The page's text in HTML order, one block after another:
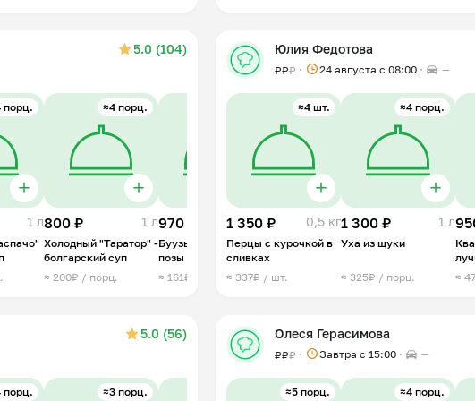
5.0 (104)
порц.
1 л
≈4 порц.
800 ₽ 1 л
Холодный "Таратор" -
болгарский суп
≈ 200₽ / порц.
970 ₽ 0,8 кг
Буузы - бурятские
позы
≈ 161₽ / шт.
≈4 порц.
1 399 ₽ 1 л
Лохикейто -финская
≈ 350₽ / порц.
Юлия Федотова
₽₽₽ 24 августа с 08:00 —
≈4 шт.
1 350 ₽ 0,5 кг
Перцы с курочкой в
сливках
≈ 337₽ / шт.
≈4 порц.
1 300 ₽ 1 л
Уха из щуки
≈ 325₽ / порц.
≈
5.0 (56)
порц. ≈3 порц. ≈10 шт.
Олеся Герасимова
₽₽₽ Завтра c 15:00 —
≈5 порц. ≈4 порц.